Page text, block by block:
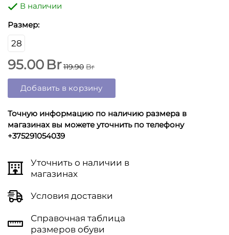
В наличии
Размер:
28
95.00 Br 119.90 Br
Добавить в корзину
Точную информацию по наличию размера в
магазинах вы можете уточнить по телефону
+375291054039
Уточнить о наличии в
магазинах
Условия доставки
Справочная таблица
размеров обуви